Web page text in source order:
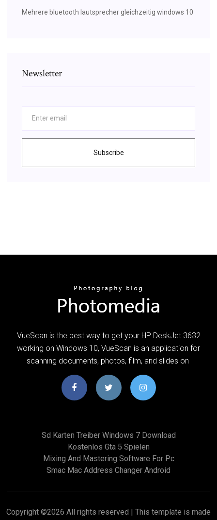
Mehrere bluetooth lautsprecher gleichzeitig windows 10
Newsletter
Subscribe
VueScan is the best way to get your HP DeskJet 3632
working on Windows 10, VueScan is an application for
scanning documents, photos, film, and slides on
Sd Karten Treiber Windows 7 Download
Kostenlos Gta 5 Spielen
Mixing And Mastering Software For Pc
Smac Mac Address Changer Android
Copyright ©2026 All rights reserved | This template is made